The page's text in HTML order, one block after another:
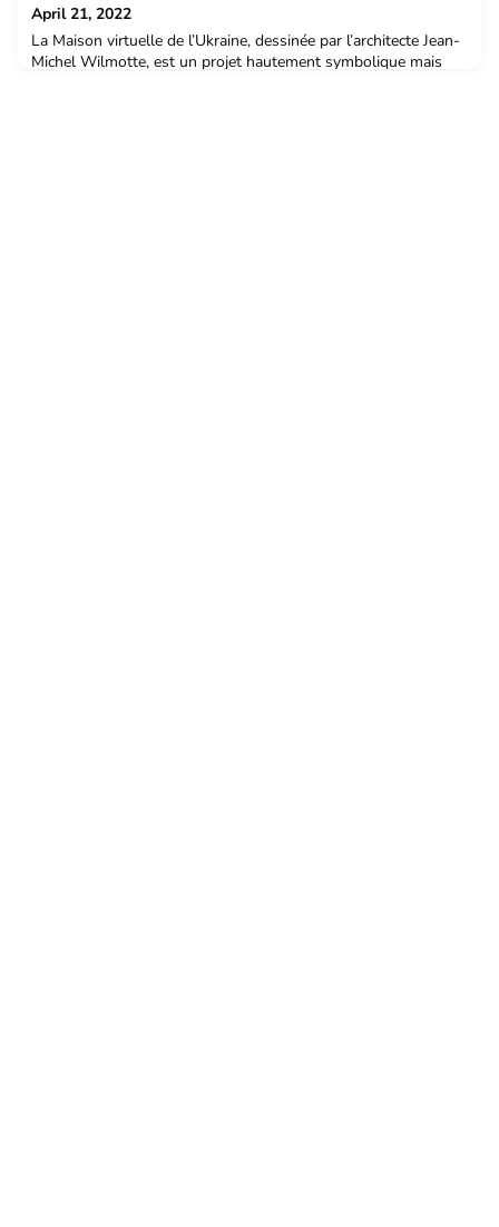
April 21, 2022
La Maison virtuelle de l’Ukraine, dessinée par l’architecte Jean-
Michel Wilmotte, est un projet hautement symbolique mais